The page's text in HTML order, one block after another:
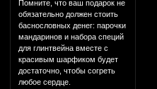
Помните, что ваш подарок не
обязательно должен стоить
баснословных денег: парочки
мандаринов и набора специй
для глинтвейна вместе с
красивым шарфиком будет
достаточно, чтобы согреть
любое сердце.